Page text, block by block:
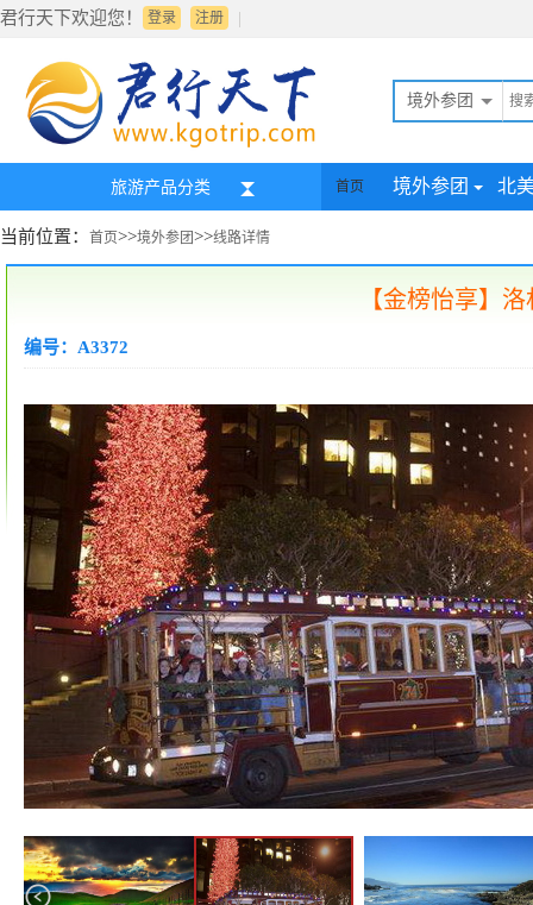
君行天下欢迎您！ 登录 |
注册
境外参团
旅游产品分类 首页 境外参团 北
当前位置： 首页>>境外参团>>线路详情
【金榜怡享】
编号：A3372